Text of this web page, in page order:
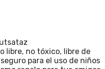
libre, no tóxico, libre de
para el uso de niños